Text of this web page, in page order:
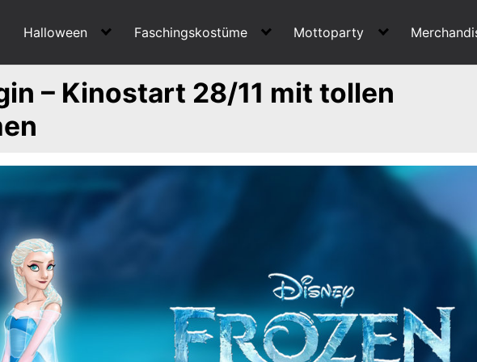
Halloween Faschingskostüme Mottoparty
– Kinostart 28/11 mit tollen